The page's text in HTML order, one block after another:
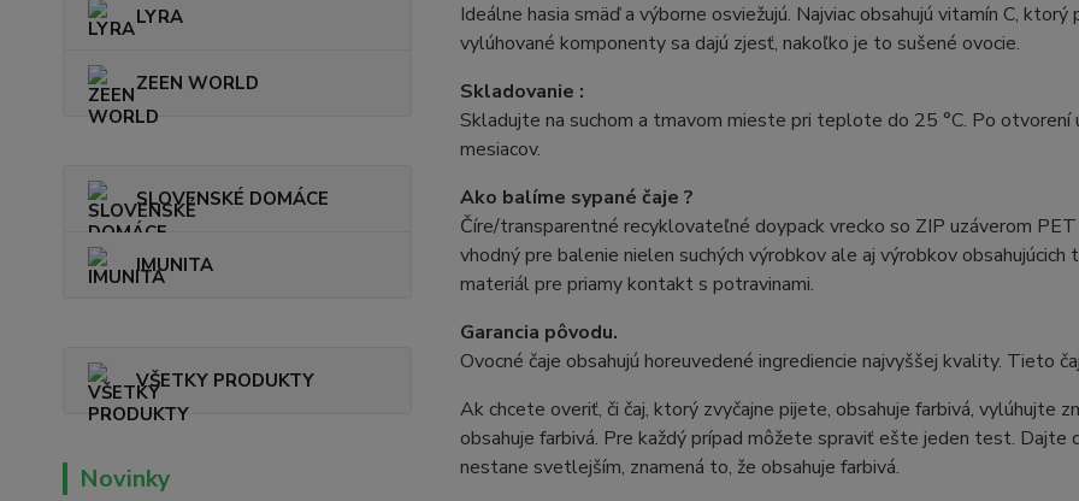
LYRA
ZEEN WORLD
SLOVENSKÉ DOMÁCE
IMUNITA
VŠETKY PRODUKTY
Novinky
Ideálne hasia smäď a výborne osviežujú. Najviac obsahujú vitamín C,
vylúhované komponenty sa dajú zjesť, nakoľko je to sušené ovocie.
Skladovanie :
Skladujte na suchom a tmavom mieste pri teplote do 25 °C. Po
mesiacov.
Ako balíme sypané čaje ?
Číre/transparentné recyklovateľné doypack vrecko so ZIP uzáverom
vhodný pre balenie nielen suchých výrobkov ale aj výrobkov
materiál pre priamy kontakt s potravinami.
Garancia pôvodu.
Ovocné čaje obsahujú horeuvedené ingrediencie najvyššej kvality. Tieto
Ak chcete overiť, či čaj, ktorý zvyčajne pijete, obsahuje farbivá, vylúhujte
obsahuje farbivá. Pre každý prípad môžete spraviť ešte jeden test. Dajte
nestane svetlejším, znamená to, že obsahuje farbivá.